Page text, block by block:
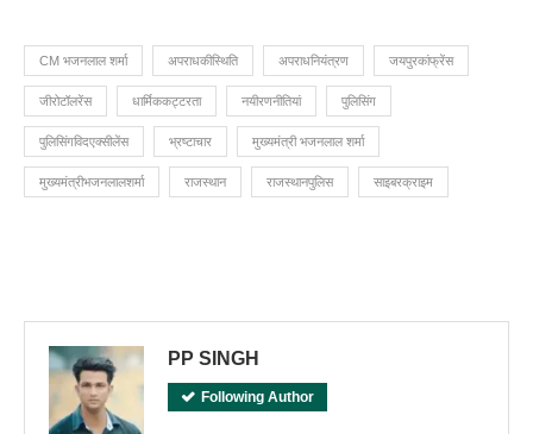
CM भजनलाल शर्मा अपराधकीस्थिति अपराधनियंत्रण जयपुरकांफ्रेंस
जीरोटॉलरेंस धार्मिककट्टरता नयीरणनीतियां पुलिसिंग
पुलिसिंगविदएक्सीलेंस भ्रष्टाचार मुख्यमंत्री भजनलाल शर्मा
मुख्यमंत्रीभजनलालशर्मा राजस्थान राजस्थानपुलिस साइबरक्राइम
PP SINGH
Following Author